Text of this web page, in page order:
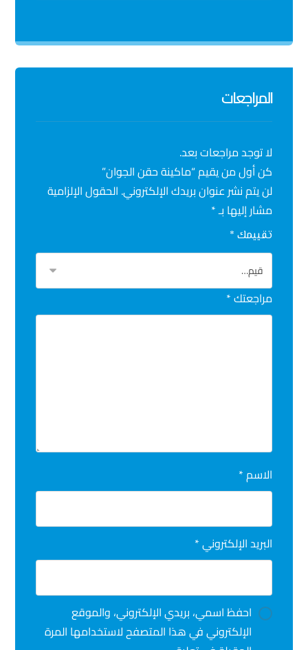
المراجعات
لا توجد مراجعات بعد.
كن أول من يقيم “ماكينة حقن الجوان”
لن يتم نشر عنوان بريدك الإلكتروني. الحقول الإلزامية
مشار إليها بـ*
تقييمك *
مراجعتك*
الاسم*
البريد الإلكتروني*
احفظ اسمي، بريدي الإلكتروني، والموقع
الإلكتروني في هذا المتصفح لاستخدامها المرة